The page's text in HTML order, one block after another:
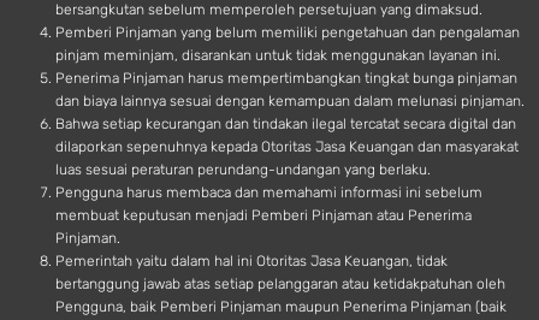
bersangkutan sebelum memperoleh persetujuan yang dimaksud.
Pemberi Pinjaman yang belum memiliki pengetahuan dan pengalaman
pinjam meminjam, disarankan untuk tidak menggunakan layanan ini.
Penerima Pinjaman harus mempertimbangkan tingkat bunga pinjaman
dan biaya lainnya sesuai dengan kemampuan dalam melunasi pinjaman.
Bahwa setiap kecurangan dan tindakan ilegal tercatat secara digital dan
dilaporkan sepenuhnya kepada Otoritas Jasa Keuangan dan masyarakat
luas sesuai peraturan perundang-undangan yang berlaku.
Pengguna harus membaca dan memahami informasi ini sebelum
membuat keputusan menjadi Pemberi Pinjaman atau Penerima
Pinjaman.
Pemerintah yaitu dalam hal ini Otoritas Jasa Keuangan, tidak
bertanggung jawab atas setiap pelanggaran atau ketidakpatuhan oleh
Pengguna, baik Pemberi Pinjaman maupun Penerima Pinjaman (baik